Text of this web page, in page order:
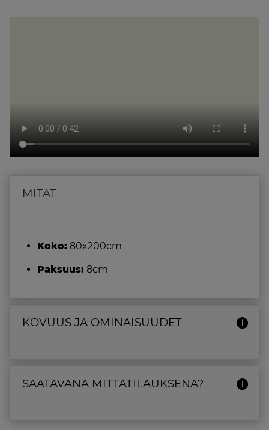
MITAT
Koko: 80x200cm
Paksuus: 8cm
KOVUUS JA OMINAISUUDET
SAATAVANA MITTATILAUKSENA?